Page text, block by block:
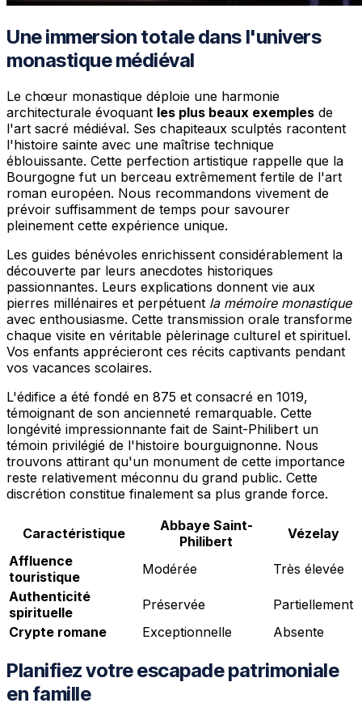
Une immersion totale dans l'univers
monastique médiéval
Le chœur monastique déploie une harmonie
architecturale évoquant les plus beaux exemples de
l'art sacré médiéval. Ses chapiteaux sculptés racontent
l'histoire sainte avec une maîtrise technique
éblouissante. Cette perfection artistique rappelle que la
Bourgogne fut un berceau extrêmement fertile de l'art
roman européen. Nous recommandons vivement de
prévoir suffisamment de temps pour savourer
pleinement cette expérience unique.
Les guides bénévoles enrichissent considérablement la
découverte par leurs anecdotes historiques
passionnantes. Leurs explications donnent vie aux
pierres millénaires et perpétuent la mémoire monastique
avec enthousiasme. Cette transmission orale transforme
chaque visite en véritable pèlerinage culturel et spirituel.
Vos enfants apprécieront ces récits captivants pendant
vos vacances scolaires.
L'édifice a été fondé en 875 et consacré en 1019,
témoignant de son ancienneté remarquable. Cette
longévité impressionnante fait de Saint-Philibert un
témoin privilégié de l'histoire bourguignonne. Nous
trouvons attirant qu'un monument de cette importance
reste relativement méconnu du grand public. Cette
discrétion constitue finalement sa plus grande force.
Caractéristique
Abbaye Saint-
Philibert
Vézelay
Affluence
touristique
Modérée
Très élevée
Authenticité
spirituelle
Préservée
Partiellement
Crypte romane
Exceptionnelle Absente
Planifiez votre escapade patrimoniale
en famille